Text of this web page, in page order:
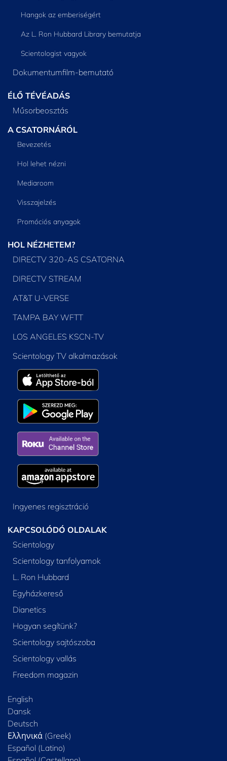
Hangok az emberiségért
Az L. Ron Hubbard Library bemutatja
Scientologist vagyok
Dokumentumfilm-bemutató
ÉLŐ TÉVÉADÁS
Műsorbeosztás
A CSATORNÁRÓL
Bevezetés
Hol lehet nézni
Mediaroom
Visszajelzés
Promóciós anyagok
HOL NÉZHETEM?
DIRECTV 320-AS CSATORNA
DIRECTV STREAM
AT&T U-VERSE
TAMPA BAY WFTT
LOS ANGELES KSCN-TV
Scientology TV alkalmazások
Ingyenes regisztráció
KAPCSOLÓDÓ OLDALAK
Scientology
Scientology tanfolyamok
L. Ron Hubbard
Egyházkereső
Dianetics
Hogyan segítünk?
Scientology sajtószoba
Scientology vallás
Freedom magazin
English
Dansk
Deutsch
Ελληνικά (Greek)
Español (Latino)